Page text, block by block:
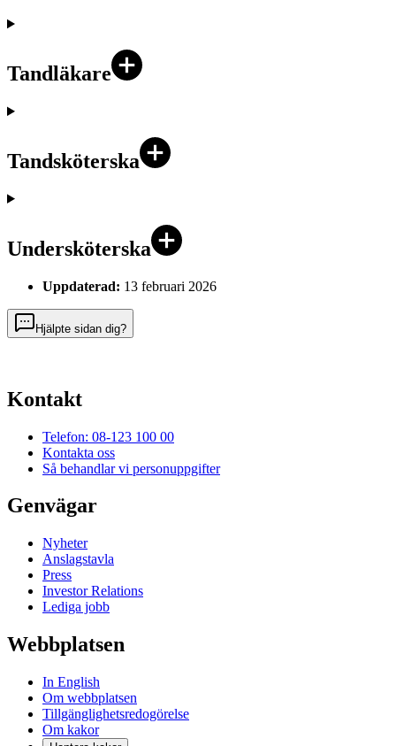
Tandläkare
Tandsköterska
Undersköterska
Uppdaterad: 13 februari 2026
Hjälpte sidan dig?
Kontakt
Telefon: 08-123 100 00
Kontakta oss
Så behandlar vi personuppgifter
Genvägar
Nyheter
Anslagstavla
Press
Investor Relations
Lediga jobb
Webbplatsen
In English
Om webbplatsen
Tillgänglighetsredogörelse
Om kakor